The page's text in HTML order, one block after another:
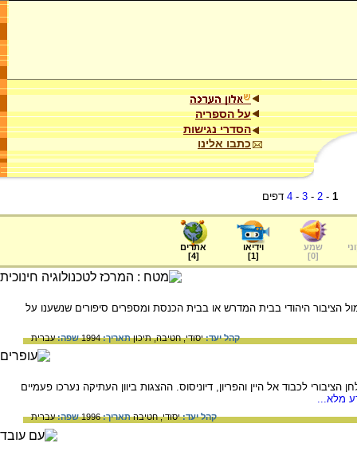
על הספריה
הסדרי נגישות
כתבו אלינו
1
-
2
-
3
-
4 דפים
שמע
[
0
]
וידיאו
[
1
]
אתרים
[
4
]
הציבור היהודי בבית המדרש או בבית הכנסת ומספרים סיפורים שנשענו על
קהל יעד:יסודי,חטיבה,תיכוןתאריך:1994 שפה:עברית
הציבורי לכבוד אל היין והפריון, דיוניסוס. ההצגות ביוון העתיקה נערכו פעמיים
מלא...
קהל יעד:יסודי,חטיבהתאריך:1996 שפה:עברית